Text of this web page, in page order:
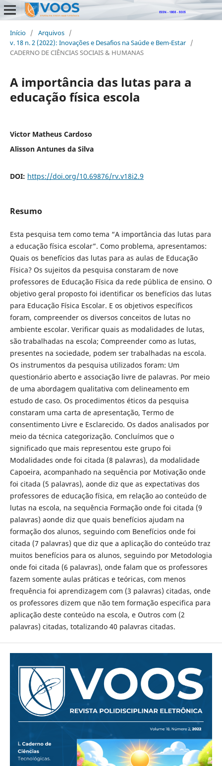
Início / Arquivos /
v. 18 n. 2 (2022): Inovações e Desafios na Saúde e Bem-Estar /
CADERNO DE CIÊNCIAS SOCIAIS & HUMANAS
A importância das lutas para a
educação física escola
Victor Matheus Cardoso
Alisson Antunes da Silva
DOI: https://doi.org/10.69876/rv.v18i2.9
Resumo
Esta pesquisa tem como tema “A importância das lutas para
a educação física escolar”. Como problema, apresentamos:
Quais os benefícios das lutas para as aulas de Educação
Física? Os sujeitos da pesquisa constaram de nove
professores de Educação Física da rede pública de ensino. O
objetivo geral proposto foi identificar os benefícios das lutas
para Educação Física Escolar. E os objetivos específicos
foram, compreender os diversos conceitos de lutas no
ambiente escolar. Verificar quais as modalidades de lutas,
são trabalhadas na escola; Compreender como as lutas,
presentes na sociedade, podem ser trabalhadas na escola.
Os instrumentos da pesquisa utilizados foram: Um
questionário aberto e associação livre de palavras. Por meio
de uma abordagem qualitativa com delineamento em
estudo de caso. Os procedimentos éticos da pesquisa
constaram uma carta de apresentação, Termo de
consentimento Livre e Esclarecido. Os dados analisados por
meio da técnica categorização. Concluímos que o
significado que mais representou este grupo foi
Modalidades onde foi citada (8 palavras), da modalidade
Capoeira, acompanhado na sequência por Motivação onde
foi citada (5 palavras), aonde diz que as expectativas dos
professores de educação física, em relação ao conteúdo de
lutas na escola, na sequência Formação onde foi citada (9
palavras) aonde diz que quais benefícios ajudam na
formação dos alunos, seguindo com Benefícios onde foi
citada (7 palavras) que diz que a aplicação do conteúdo traz
muitos benefícios para os alunos, seguindo por Metodologia
onde foi citada (6 palavras), onde falam que os professores
fazem somente aulas práticas e teóricas, com menos
frequência foi aprendizagem com (3 palavras) citadas, onde
os professores dizem que não tem formação especifica para
aplicação deste conteúdo na escola, e Outros com (2
palavras) citadas, totalizando 40 palavras citadas.